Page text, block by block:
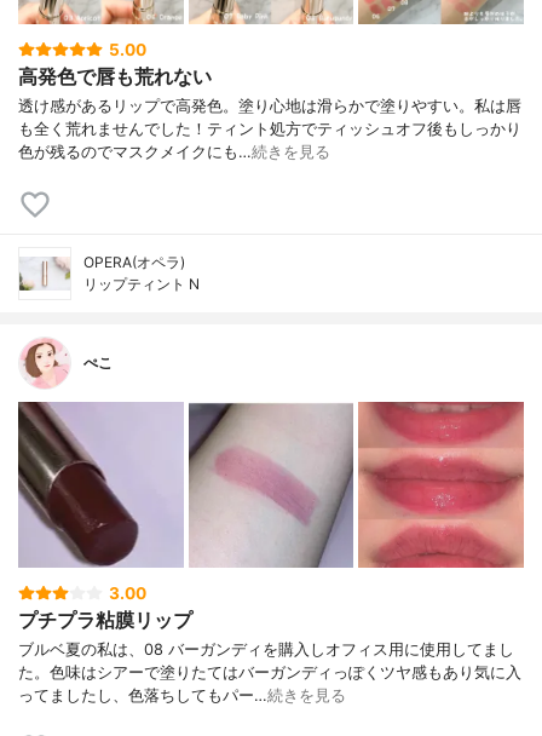
5.00
高発色で唇も荒れない
透け感があるリップで高発色。塗り心地は滑らかで塗りやすい。 私は唇
も全く荒れませんでした！ ティント処方でティッシュオフ後もしっかり
色が残るのでマスクメイクにも…続きを見る
OPERA(オペラ)
リップティント N
ぺこ
3.00
プチプラ粘膜リップ
ブルベ夏の私は、08 バーガンディを購入しオフィス用に使用してまし
た。色味はシアーで塗りたてはバーガンディっぽくツヤ感もあり気に入
ってましたし、色落ちしてもパー…続きを見る